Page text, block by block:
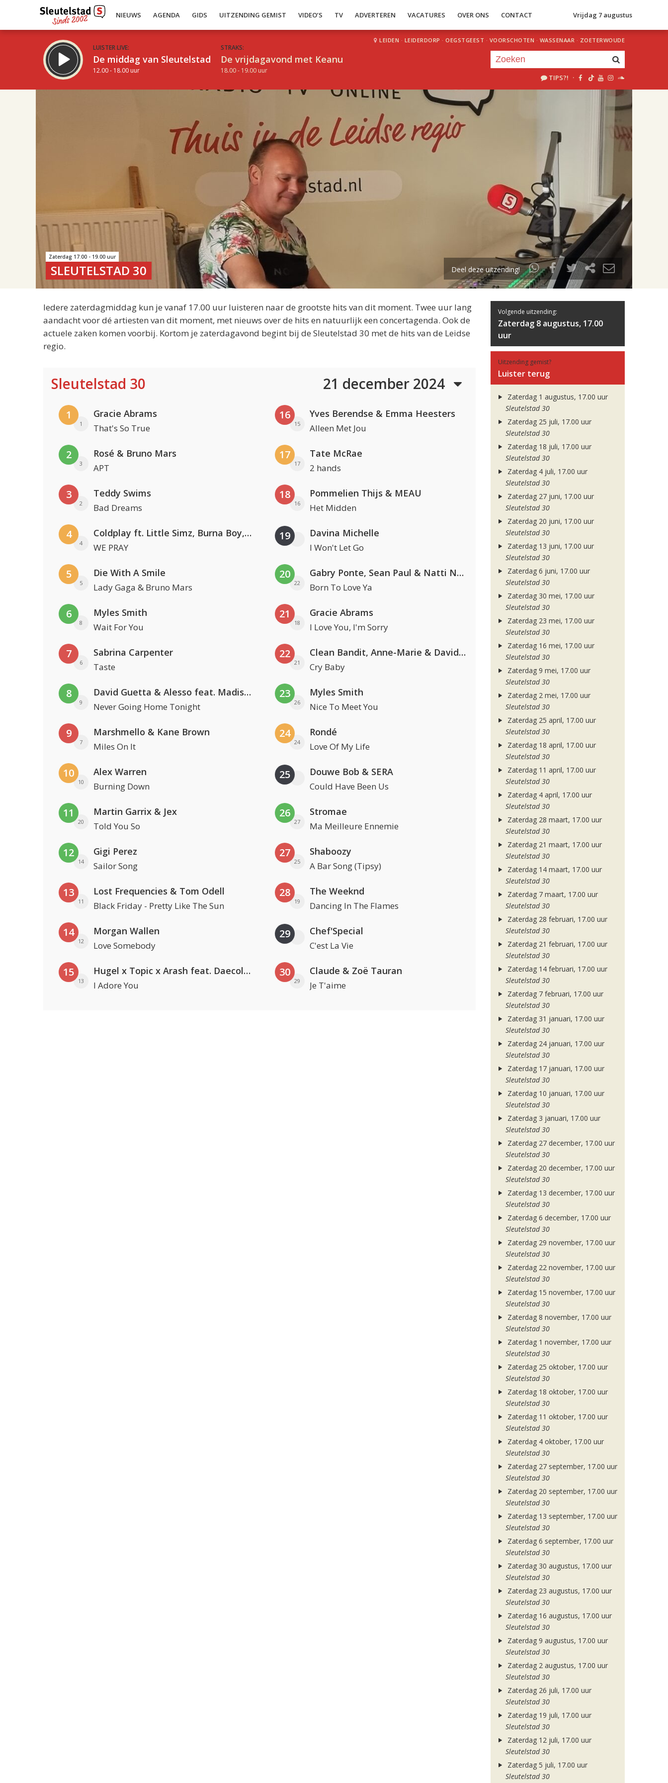
NIEUWS AGENDA GIDS UITZENDING GEMIST VIDEO’S TV ADVERTEREN VACATURES OVER ONS CONTACT Vrijdag 7 augustus
LUISTER LIVE:
De middag van Sleutelstad
12.00 - 18.00 uur
STRAKS:
De vrijdagavond met Keanu
18.00 - 19.00 uur
LEIDEN · LEIDERDORP · OEGSTGEEST · VOORSCHOTEN · WASSENAAR · ZOETERWOUDE
TIPS?! ·
uur 1 van 2
Volgend uur
Zaterdag 17.00 - 19.00 uur
SLEUTELSTAD 30 Deel deze uitzending!
Iedere zaterdagmiddag kun je vanaf 17.00 uur luisteren naar de grootste hits van dit moment. Twee uur lang
aandacht voor dé artiesten van dit moment, met nieuws over de hits en natuurlijk een concertagenda. Ook de
actuele zaken komen voorbij. Kortom je zaterdagavond begint bij de Sleutelstad 30 met de hits van de Leidse
regio.
Sleutelstad 30 21 december 2024
1
1
Gracie Abrams
That's So True
2
3
Rosé & Bruno Mars
APT
3
2
Teddy Swims
Bad Dreams
4
4
Coldplay ft. Little Simz, Burna Boy, Elyanna & Tini
WE PRAY
5
5
Die With A Smile
Lady Gaga & Bruno Mars
6
8
Myles Smith
Wait For You
7
6
Sabrina Carpenter
Taste
8
9
David Guetta & Alesso feat. Madison Love
Never Going Home Tonight
9
7
Marshmello & Kane Brown
Miles On It
10
10
Alex Warren
Burning Down
11
20
Martin Garrix & Jex
Told You So
12
14
Gigi Perez
Sailor Song
13
11
Lost Frequencies & Tom Odell
Black Friday - Pretty Like The Sun
14
12
Morgan Wallen
Love Somebody
15
13
Hugel x Topic x Arash feat. Daecolm
I Adore You
16
15
Yves Berendse & Emma Heesters
Alleen Met Jou
17
17
Tate McRae
2 hands
18
16
Pommelien Thijs & MEAU
Het Midden
19 Davina Michelle
I Won't Let Go
20
22
Gabry Ponte, Sean Paul & Natti Natasha
Born To Love Ya
21
18
Gracie Abrams
I Love You, I'm Sorry
22
21
Clean Bandit, Anne-Marie & David Guetta
Cry Baby
23
26
Myles Smith
Nice To Meet You
24
24
Rondé
Love Of My Life
25 Douwe Bob & SERA
Could Have Been Us
26
27
Stromae
Ma Meilleure Ennemie
27
25
Shaboozy
A Bar Song (Tipsy)
28
19
The Weeknd
Dancing In The Flames
29 Chef'Special
C'est La Vie
30
29
Claude & Zoë Tauran
Je T'aime
Volgende uitzending:
Zaterdag 8 augustus, 17.00
uur
Uitzending gemist?
Luister terug
Zaterdag 1 augustus, 17.00 uur
Sleutelstad 30
Zaterdag 25 juli, 17.00 uur
Sleutelstad 30
Zaterdag 18 juli, 17.00 uur
Sleutelstad 30
Zaterdag 4 juli, 17.00 uur
Sleutelstad 30
Zaterdag 27 juni, 17.00 uur
Sleutelstad 30
Zaterdag 20 juni, 17.00 uur
Sleutelstad 30
Zaterdag 13 juni, 17.00 uur
Sleutelstad 30
Zaterdag 6 juni, 17.00 uur
Sleutelstad 30
Zaterdag 30 mei, 17.00 uur
Sleutelstad 30
Zaterdag 23 mei, 17.00 uur
Sleutelstad 30
Zaterdag 16 mei, 17.00 uur
Sleutelstad 30
Zaterdag 9 mei, 17.00 uur
Sleutelstad 30
Zaterdag 2 mei, 17.00 uur
Sleutelstad 30
Zaterdag 25 april, 17.00 uur
Sleutelstad 30
Zaterdag 18 april, 17.00 uur
Sleutelstad 30
Zaterdag 11 april, 17.00 uur
Sleutelstad 30
Zaterdag 4 april, 17.00 uur
Sleutelstad 30
Zaterdag 28 maart, 17.00 uur
Sleutelstad 30
Zaterdag 21 maart, 17.00 uur
Sleutelstad 30
Zaterdag 14 maart, 17.00 uur
Sleutelstad 30
Zaterdag 7 maart, 17.00 uur
Sleutelstad 30
Zaterdag 28 februari, 17.00 uur
Sleutelstad 30
Zaterdag 21 februari, 17.00 uur
Sleutelstad 30
Zaterdag 14 februari, 17.00 uur
Sleutelstad 30
Zaterdag 7 februari, 17.00 uur
Sleutelstad 30
Zaterdag 31 januari, 17.00 uur
Sleutelstad 30
Zaterdag 24 januari, 17.00 uur
Sleutelstad 30
Zaterdag 17 januari, 17.00 uur
Sleutelstad 30
Zaterdag 10 januari, 17.00 uur
Sleutelstad 30
Zaterdag 3 januari, 17.00 uur
Sleutelstad 30
Zaterdag 27 december, 17.00 uur
Sleutelstad 30
Zaterdag 20 december, 17.00 uur
Sleutelstad 30
Zaterdag 13 december, 17.00 uur
Sleutelstad 30
Zaterdag 6 december, 17.00 uur
Sleutelstad 30
Zaterdag 29 november, 17.00 uur
Sleutelstad 30
Zaterdag 22 november, 17.00 uur
Sleutelstad 30
Zaterdag 15 november, 17.00 uur
Sleutelstad 30
Zaterdag 8 november, 17.00 uur
Sleutelstad 30
Zaterdag 1 november, 17.00 uur
Sleutelstad 30
Zaterdag 25 oktober, 17.00 uur
Sleutelstad 30
Zaterdag 18 oktober, 17.00 uur
Sleutelstad 30
Zaterdag 11 oktober, 17.00 uur
Sleutelstad 30
Zaterdag 4 oktober, 17.00 uur
Sleutelstad 30
Zaterdag 27 september, 17.00 uur
Sleutelstad 30
Zaterdag 20 september, 17.00 uur
Sleutelstad 30
Zaterdag 13 september, 17.00 uur
Sleutelstad 30
Zaterdag 6 september, 17.00 uur
Sleutelstad 30
Zaterdag 30 augustus, 17.00 uur
Sleutelstad 30
Zaterdag 23 augustus, 17.00 uur
Sleutelstad 30
Zaterdag 16 augustus, 17.00 uur
Sleutelstad 30
Zaterdag 9 augustus, 17.00 uur
Sleutelstad 30
Zaterdag 2 augustus, 17.00 uur
Sleutelstad 30
Zaterdag 26 juli, 17.00 uur
Sleutelstad 30
Zaterdag 19 juli, 17.00 uur
Sleutelstad 30
Zaterdag 12 juli, 17.00 uur
Sleutelstad 30
Zaterdag 5 juli, 17.00 uur
Sleutelstad 30